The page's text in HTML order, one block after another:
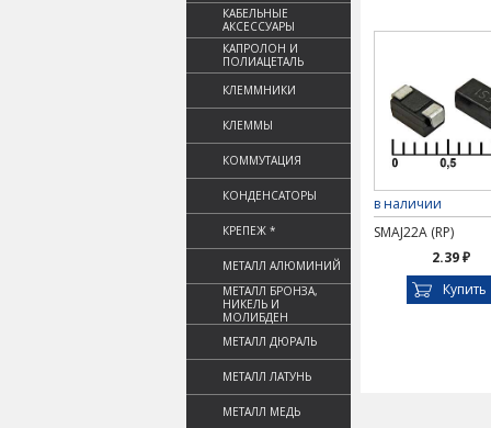
КАБЕЛЬНЫЕ
АКСЕССУАРЫ
КАПРОЛОН И
ПОЛИАЦЕТАЛЬ
КЛЕММНИКИ
КЛЕММЫ
КОММУТАЦИЯ
КОНДЕНСАТОРЫ
КРЕПЕЖ *
МЕТАЛЛ АЛЮМИНИЙ
МЕТАЛЛ БРОНЗА,
НИКЕЛЬ И
МОЛИБДЕН
МЕТАЛЛ ДЮРАЛЬ
МЕТАЛЛ ЛАТУНЬ
МЕТАЛЛ МЕДЬ
в наличии
SMAJ22A (RP)
2.39 ₽
Купить